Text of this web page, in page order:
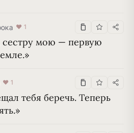
♥ 1
сестру мою — первую
♥ 1
тебя беречь. Теперь